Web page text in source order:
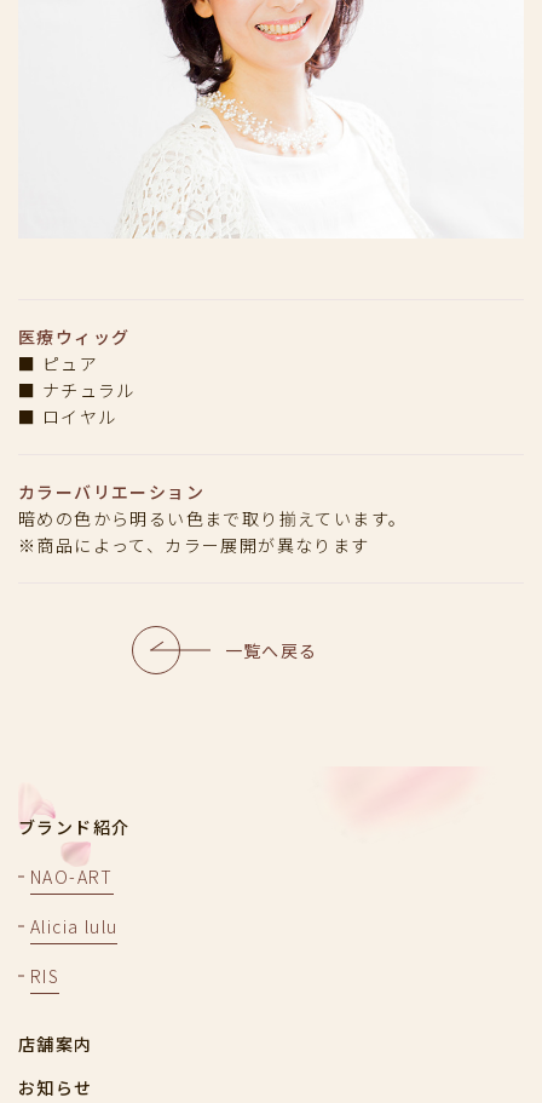
医療ウィッグ
■ ピュア
■ ナチュラル
■ ロイヤル
カラーバリエーション
暗めの色から明るい色まで取り揃えています。
※商品によって、カラー展開が異なります
一覧へ戻る
ブランド紹介
NAO-ART
Alicia lulu
RIS
店舗案内
お知らせ